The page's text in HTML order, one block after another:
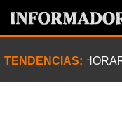
TENDENCIAS: